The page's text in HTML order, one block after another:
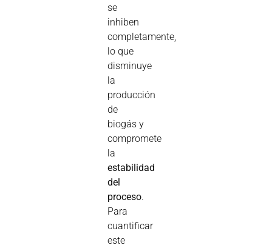
se
inhiben
completamente,
lo que
disminuye
la
producción
de
biogás y
compromete
la
estabilidad
del
proceso.
Para
cuantificar
este